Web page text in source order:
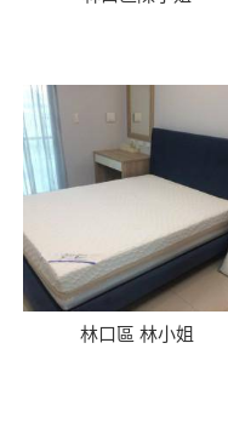
林口區 林小姐